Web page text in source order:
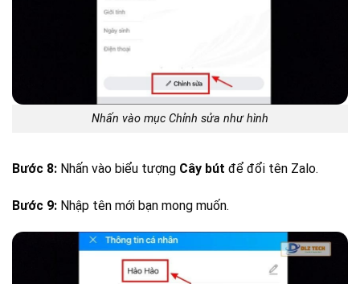
Nhấn vào mục Chỉnh sửa như hình
Bước 8: Nhấn vào biểu tượng Cây bút để đổi tên Zalo.
Bước 9: Nhập tên mới bạn mong muốn.